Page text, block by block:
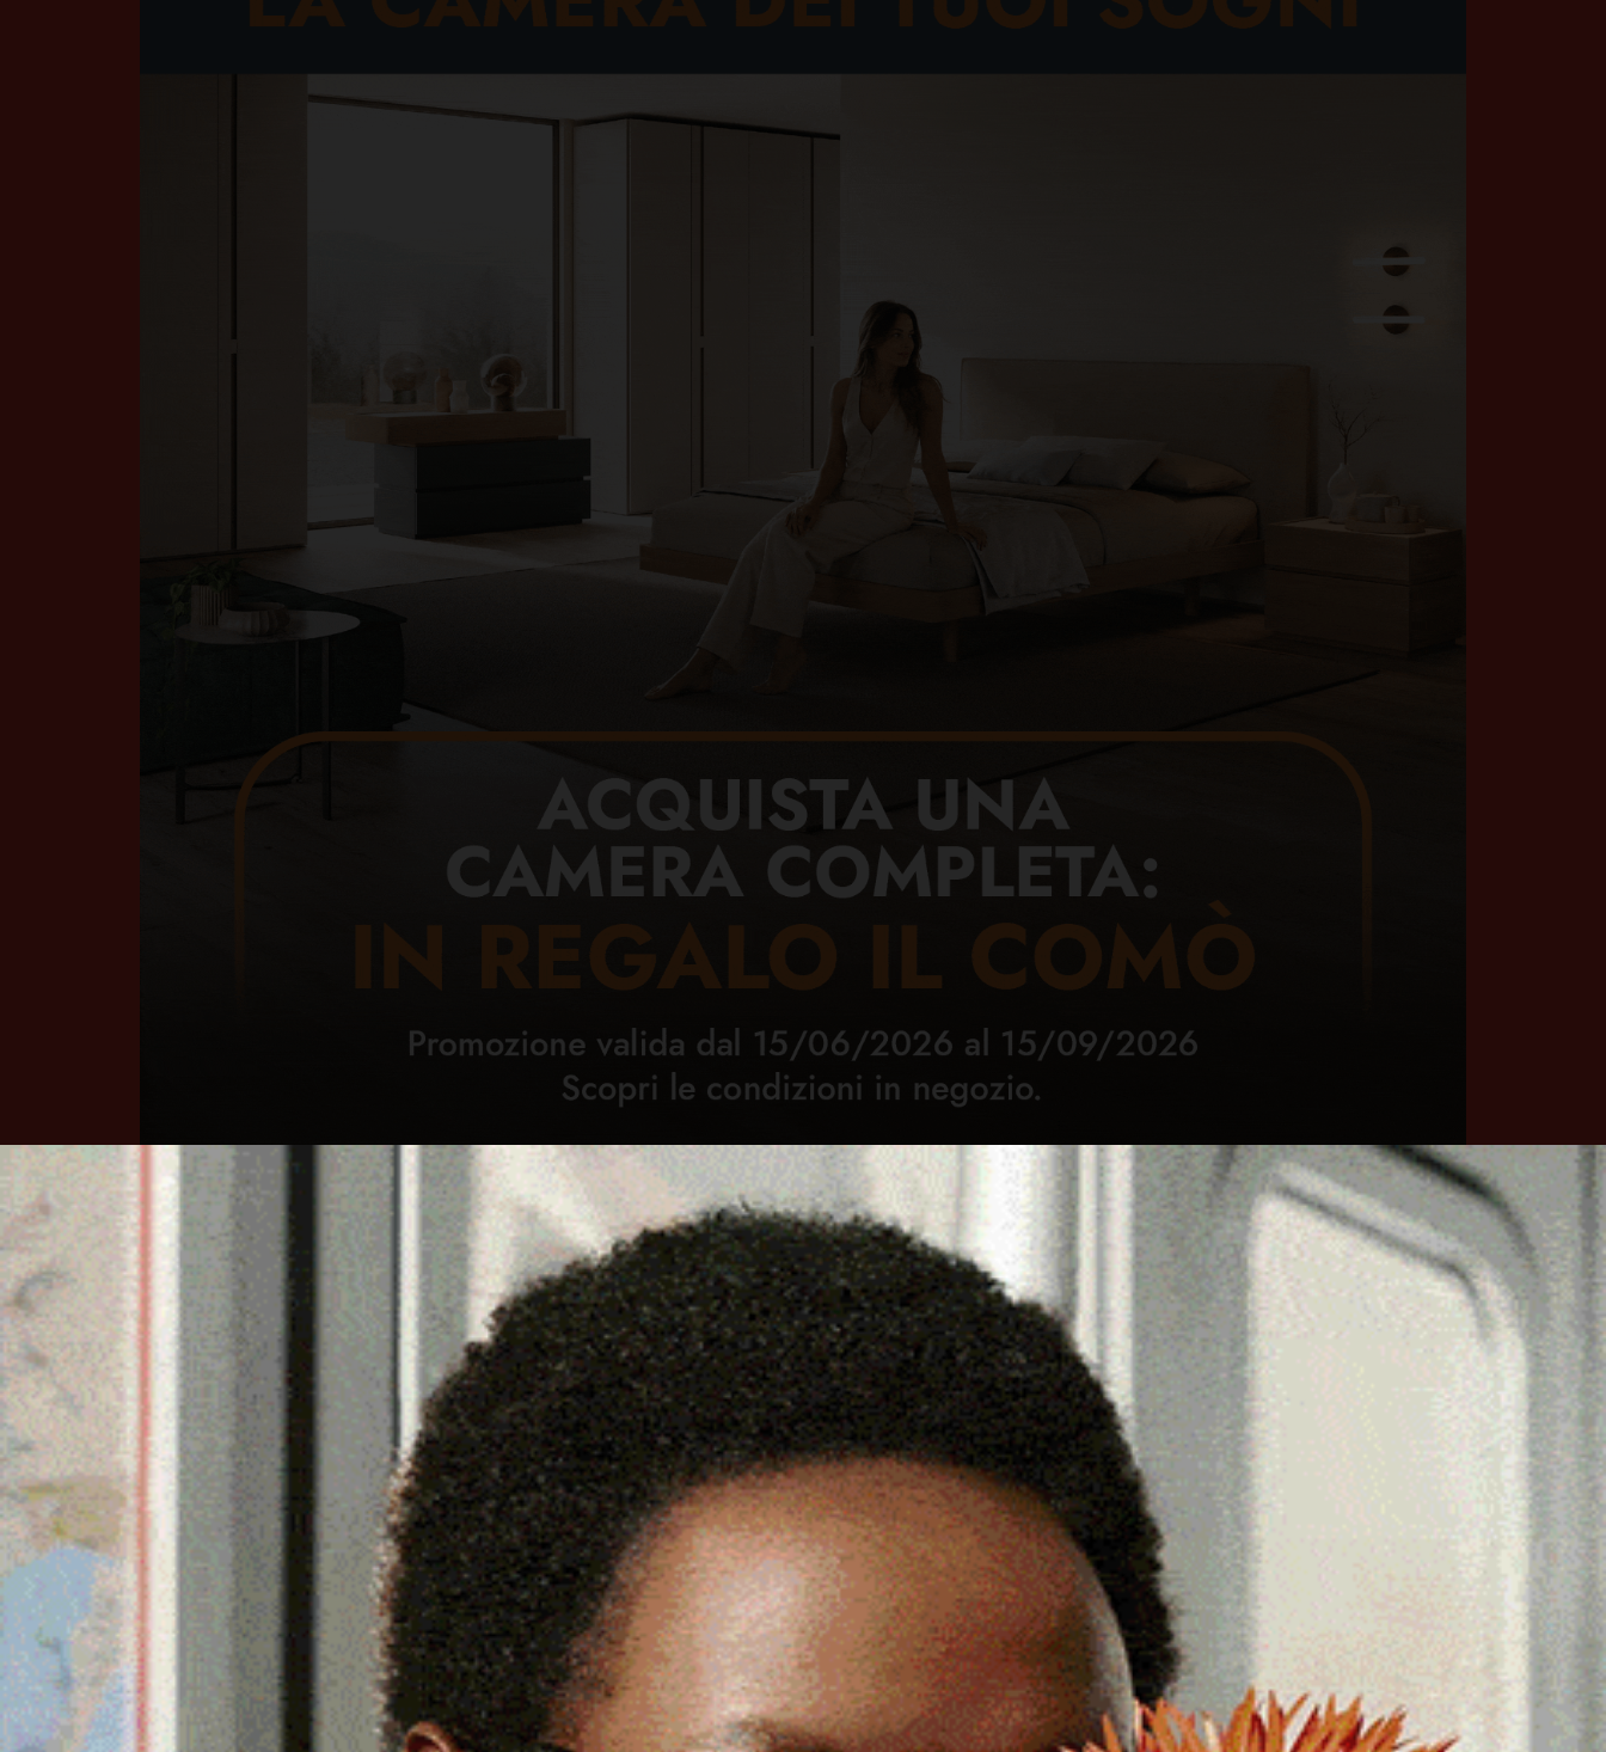
Home Ozieri Territorio Sardegna Cronaca Attualità Sport Cultura Rubriche Necrologie
Numeri
utili
Contatti
A LODÈ UN ERBARIO DIGITALE SULLE PIANTE DEL
MONTALBO
24 Giugno 2022, 20:05
Cerca
Cerca
Facebook
ThreadsInstagram
X YouTube